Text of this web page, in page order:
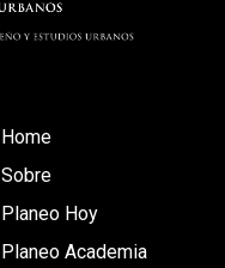
Home
Sobre
Planeo Hoy
Planeo Academia